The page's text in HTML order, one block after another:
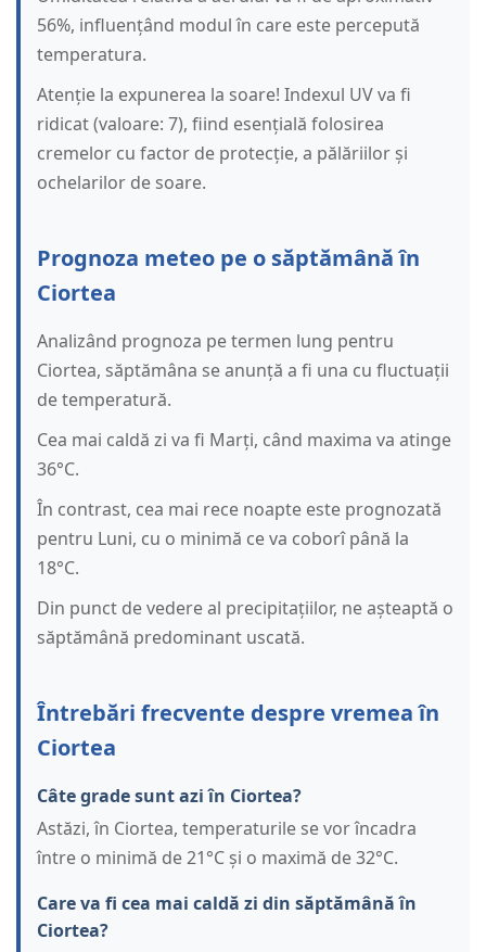
56%, influențând modul în care este percepută
temperatura.
Atenție la expunerea la soare! Indexul UV va fi
ridicat (valoare: 7), fiind esențială folosirea
cremelor cu factor de protecție, a pălăriilor și
ochelarilor de soare.
Prognoza meteo pe o săptămână în
Ciortea
Analizând prognoza pe termen lung pentru
Ciortea, săptămâna se anunță a fi una cu fluctuații
de temperatură.
Cea mai caldă zi va fi Marți, când maxima va atinge
36°C.
În contrast, cea mai rece noapte este prognozată
pentru Luni, cu o minimă ce va coborî până la
18°C.
Din punct de vedere al precipitațiilor, ne așteaptă o
săptămână predominant uscată.
Întrebări frecvente despre vremea în
Ciortea
Câte grade sunt azi în Ciortea?
Astăzi, în Ciortea, temperaturile se vor încadra
între o minimă de 21°C și o maximă de 32°C.
Care va fi cea mai caldă zi din săptămână în
Ciortea?